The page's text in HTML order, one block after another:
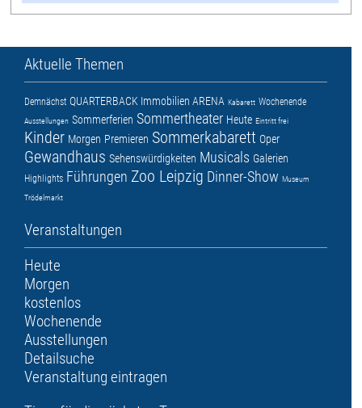
Aktuelle Themen
Demnächst QUARTERBACK Immobilien ARENA Kabarett Wochenende
Ausstellungen Sommerferien Sommertheater Heute Eintritt frei
Kinder Morgen Premieren Sommerkabarett Oper
Gewandhaus Sehenswürdigkeiten Musicals Galerien
Highlights Führungen Zoo Leipzig Dinner-Show Museum
Trödelmarkt
Veranstaltungen
Heute
Morgen
kostenlos
Wochenende
Ausstellungen
Detailsuche
Veranstaltung eintragen